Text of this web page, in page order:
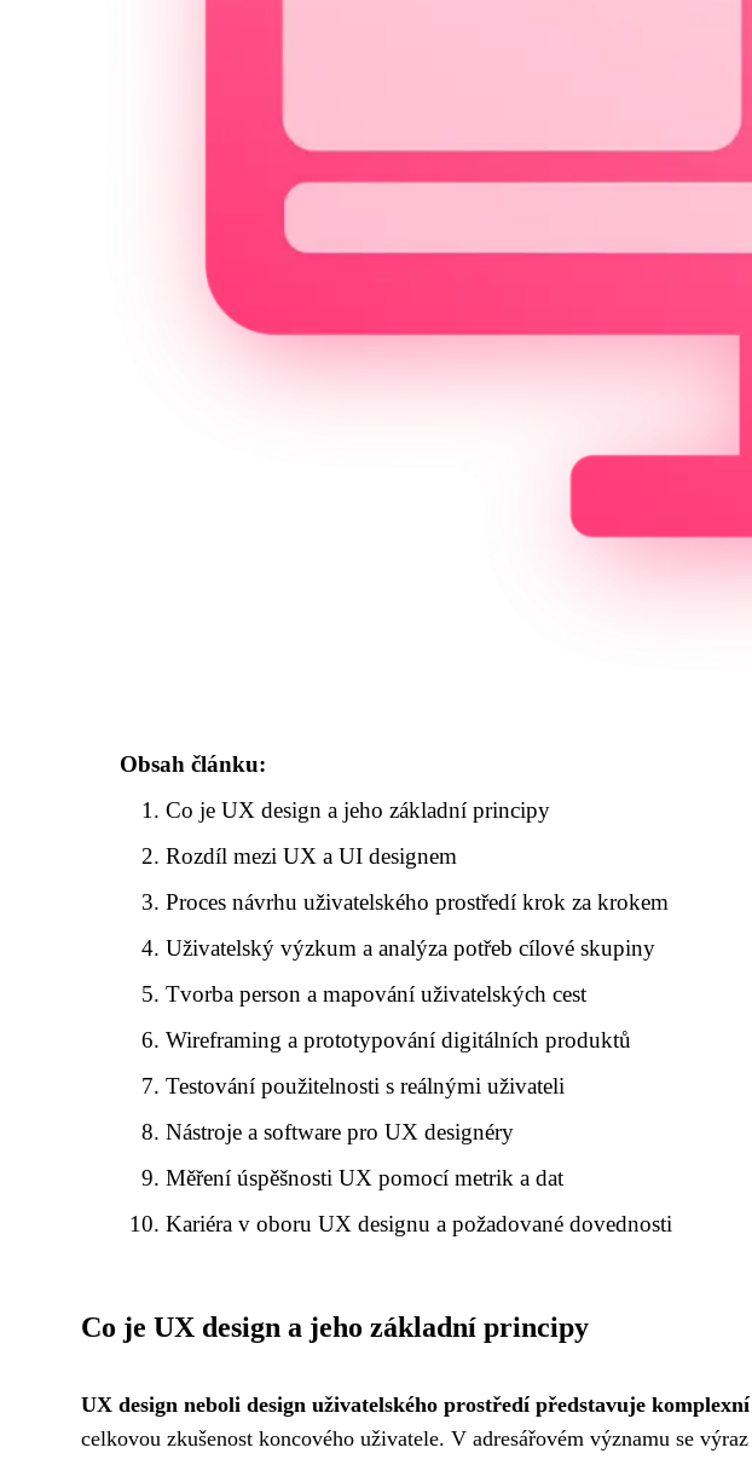
Obsah článku:
Co je UX design a jeho základní principy
Rozdíl mezi UX a UI designem
Proces návrhu uživatelského prostředí krok za krokem
Uživatelský výzkum a analýza potřeb cílové skupiny
Tvorba person a mapování uživatelských cest
Wireframing a prototypování digitálních produktů
Testování použitelnosti s reálnými uživateli
Nástroje a software pro UX designéry
Měření úspěšnosti UX pomocí metrik a dat
Kariéra v oboru UX designu a požadované dovednosti
Co je UX design a jeho základní principy
UX design neboli design uživatelského prostředí představuje
celkovou zkušenost koncového uživatele. V adresářovém významu se